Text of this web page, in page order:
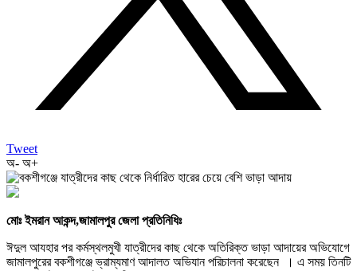
Tweet
অ- অ+
মোঃ ইমরান আকন্দ,জামালপুর জেলা প্রতিনিধিঃ
ঈদুল আযহার পর কর্মস্থলমুখী যাত্রীদের কাছ থেকে অতিরিক্ত ভাড়া আদায়ের অভিযোগে
জামালপুরের বকশীগঞ্জে ভ্রাম্যমাণ আদালত অভিযান পরিচালনা করেছেন । এ সময় তিনটি